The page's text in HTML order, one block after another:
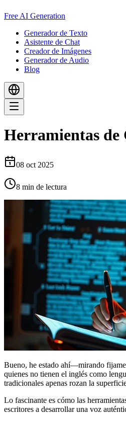
Free AI Generation
Generador de Texto
Asistente de Chat
Creador de Imágenes
Generador de Audio
Blog
Herramientas de
08 oct 2025
8 min de lectura
Bueno, he estado ahí—mirando
quienes no tienen el inglés como
tradicionales apenas rozan la
Lo fascinante es cómo las
escritores a desarrollar una voz